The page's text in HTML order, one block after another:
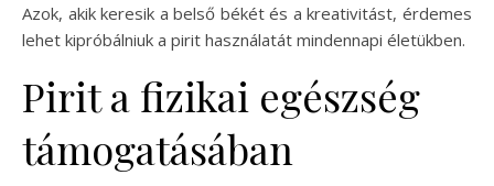
Azok, akik keresik a belső békét és a kreativitást, érdemes
lehet kipróbálniuk a pirit használatát mindennapi életükben.
Pirit a fizikai egészség
támogatásában